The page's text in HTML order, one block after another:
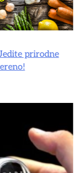
prirodne